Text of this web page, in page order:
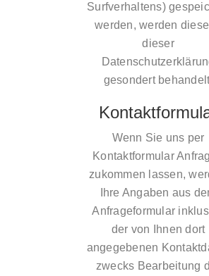
Surfverhaltens)
werden, werden
dieser
gesondert
Wenn Sie uns per
Kontaktformular
zukommen lassen,
Ihre Angaben aus
Anfrageformular
der von Ihnen dort
angegebenen
zwecks Bearbeitung